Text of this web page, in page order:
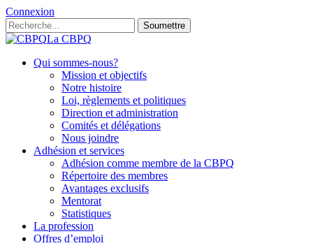
Connexion
Soumettre
La CBPQ
Qui sommes-nous?
Mission et objectifs
Notre histoire
Loi, règlements et politiques
Direction et administration
Comités et délégations
Nous joindre
Adhésion et services
Adhésion comme membre de la CBPQ
Répertoire des membres
Avantages exclusifs
Mentorat
Statistiques
La profession
Offres d’emploi